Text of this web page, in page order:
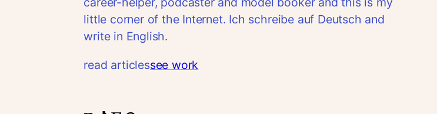
little corner of the Internet. Ich schreibe auf Deutsch and
write in English.
read articlessee work